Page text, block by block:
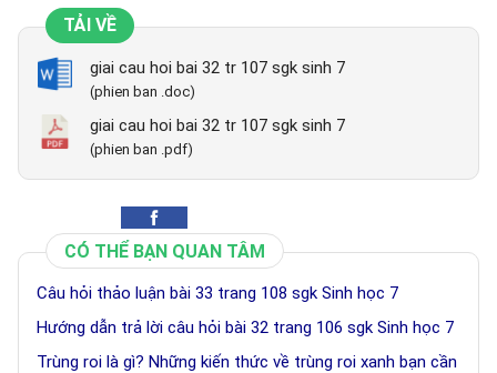
TẢI VỀ
giai cau hoi bai 32 tr 107 sgk sinh 7
(phien ban .doc)
giai cau hoi bai 32 tr 107 sgk sinh 7
(phien ban .pdf)
CÓ THỂ BẠN QUAN TÂM
Câu hỏi thảo luận bài 33 trang 108 sgk Sinh học 7
Hướng dẫn trả lời câu hỏi bài 32 trang 106 sgk Sinh học 7
Trùng roi là gì? Những kiến thức về trùng roi xanh bạn cần